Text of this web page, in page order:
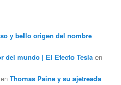
y bello origen del nombre
del mundo | El Efecto Tesla en
enThomas Paine y su ajetreada